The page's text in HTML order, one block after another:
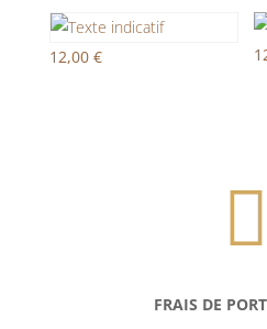
12,00 €

FRAIS DE